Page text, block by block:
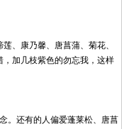
、康乃馨、唐菖蒲、菊花、
加几枝紫色的勿忘我，这样
。还有的人偏爱蓬莱松、唐菖